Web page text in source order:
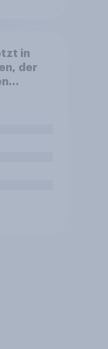
in
der